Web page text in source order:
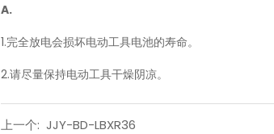
A.
1.完全放电会损坏电动工具电池的寿命。
2.请尽量保持电动工具干燥阴凉。
上一个: JJY-BD-LBXR36